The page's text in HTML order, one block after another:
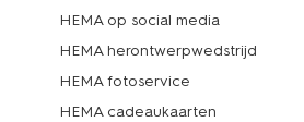
HEMA op social media
HEMA herontwerpwedstrijd
HEMA fotoservice
HEMA cadeaukaarten